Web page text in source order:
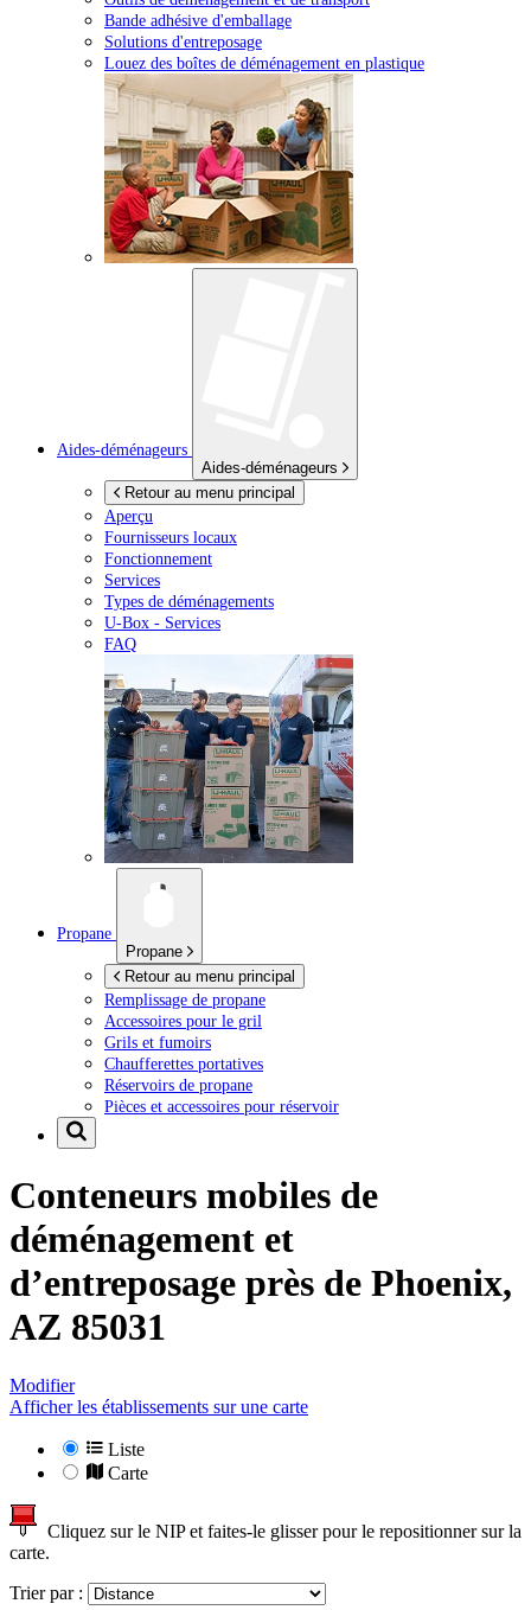
Bande adhésive d'emballage
Solutions d'entreposage
Louez des boîtes de déménagement en plastique
Aides-déménageurs
Aides-déménageurs
Retour au menu principal
Aperçu
Fournisseurs locaux
Fonctionnement
Services
Types de déménagements
U-Box - Services
FAQ
Propane
Propane
Retour au menu principal
Remplissage de propane
Accessoires pour le gril
Grils et fumoirs
Chaufferettes portatives
Réservoirs de propane
Pièces et accessoires pour réservoir
Conteneurs mobiles de
déménagement et
d’entreposage près de Phoenix,
AZ 85031
Modifier
Afficher les établissements sur une carte
Liste
Carte
Cliquez sur le NIP et faites-le glisser pour le repositionner sur la
carte.
Trier par :